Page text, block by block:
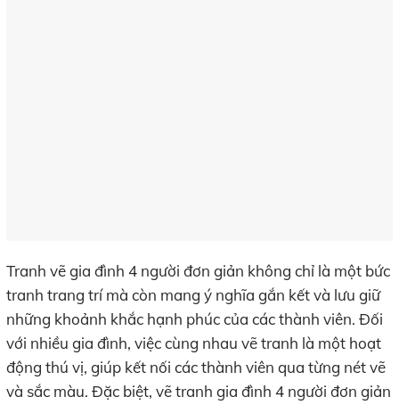
Tranh vẽ gia đình 4 người đơn giản không chỉ là một bức
tranh trang trí mà còn mang ý nghĩa gắn kết và lưu giữ
những khoảnh khắc hạnh phúc của các thành viên. Đối
với nhiều gia đình, việc cùng nhau vẽ tranh là một hoạt
động thú vị, giúp kết nối các thành viên qua từng nét vẽ
và sắc màu. Đặc biệt, vẽ tranh gia đình 4 người đơn giản